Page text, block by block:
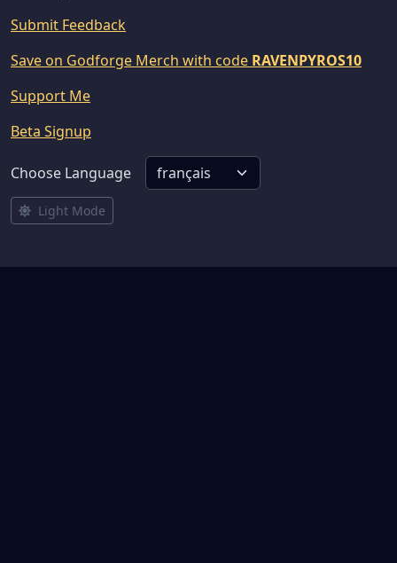
Submit Feedback
Save on Godforge Merch with code RAVENPYROS10
Support Me
Beta Signup
Choose Language
Light Mode